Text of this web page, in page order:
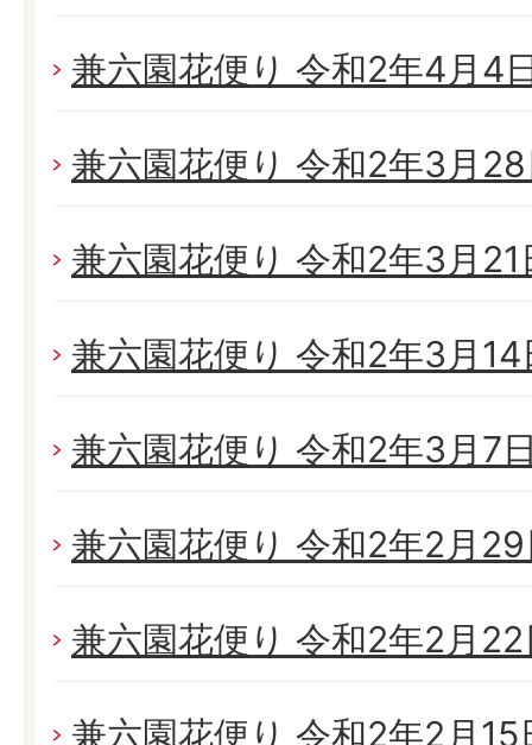
兼六園花便り 令和2年4月4
兼六園花便り 令和2年3月
兼六園花便り 令和2年3月
兼六園花便り 令和2年3月
兼六園花便り 令和2年3月7
兼六園花便り 令和2年2月
兼六園花便り 令和2年2月
兼六園花便り 令和2年2月